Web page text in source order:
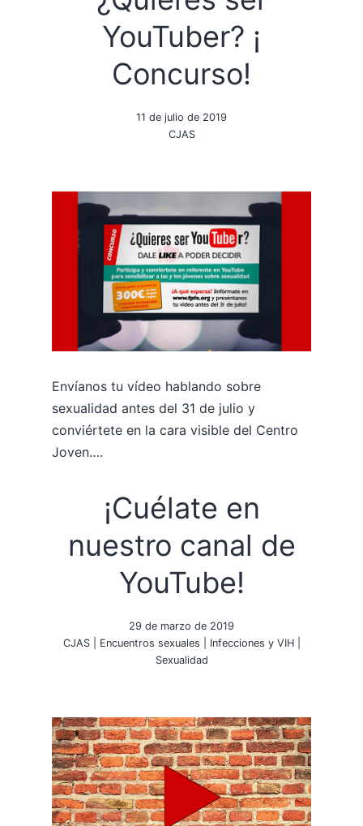
YouTuber? ¡
Concurso!
11 de julio de 2019
CJAS
Envíanos tu vídeo hablando sobre
sexualidad antes del 31 de julio y
conviértete en la cara visible del Centro
Joven….
¡Cuélate en
nuestro canal de
YouTube!
29 de marzo de 2019
CJAS| Encuentros sexuales Infecciones y VIH|
Sexualidad